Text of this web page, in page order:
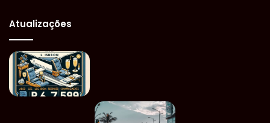
Atualizações